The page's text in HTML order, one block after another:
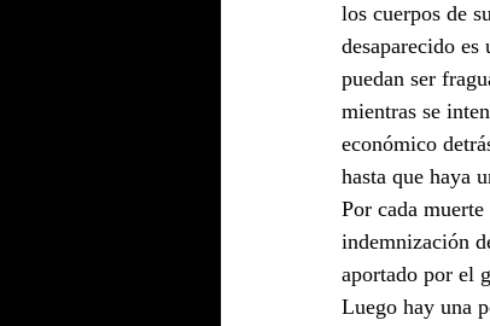
los cuerpos de
desaparecido
puedan ser
mientras se
económico
hasta que haya
Por cada
indemnización
aportado por el
Luego hay una